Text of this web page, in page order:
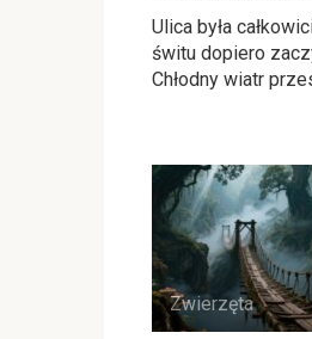
Ulica była
świtu dopiero
Chłodny wiatr
Zwierzęta